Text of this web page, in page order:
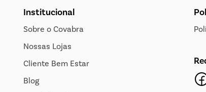
Institucional
Sobre o Covabra
Nossas Lojas
Cliente Bem Estar
Blog